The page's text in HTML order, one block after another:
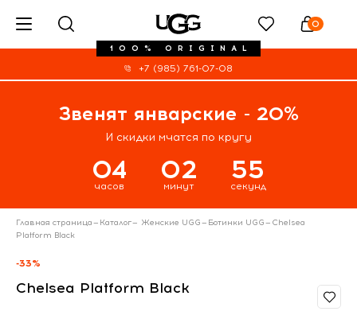
100% ORIGINAL
0
+7 (985) 761-07-08
Звенят январские - 20%
И скидки мчатся по кругу
04
часов
02
минут
54
секунд
Главная страница— Каталог— Женские UGG— Ботинки UGG— Chelsea
Platform Black
-33%
Chelsea Platform Black